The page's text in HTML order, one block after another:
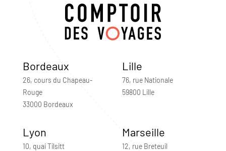
Bordeaux
26, cours du Chapeau-
Rouge
33000 Bordeaux
Lille
76, rue Nationale
59800 Lille
Lyon
10, quai Tilsitt
Marseille
12, rue Breteuil